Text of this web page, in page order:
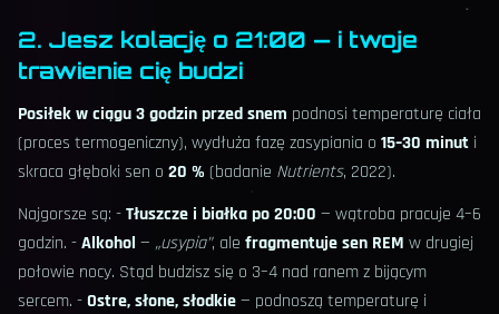
2. Jesz kolację o 21:00 — i twoje
trawienie cię budzi
Posiłek w ciągu 3 godzin przed snem podnosi temperaturę ciała
(proces termogeniczny), wydłuża fazę zasypiania o 15–30 minut i
skraca głęboki sen o 20 % (badanie Nutrients, 2022).
Najgorsze są: -Tłuszcze i białka po 20:00 — wątroba pracuje 4–6
godzin. -Alkohol — „usypia”, ale fragmentuje sen REM w drugiej
połowie nocy. Stąd budzisz się o 3–4 nad ranem z bijącym
sercem. -Ostre, słone, słodkie— podnoszą temperaturę i